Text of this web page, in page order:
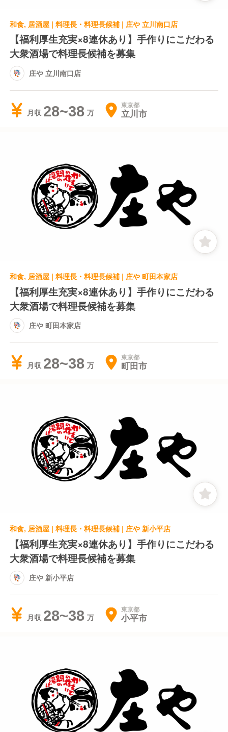
和食, 居酒屋 | 料理長・料理長候補 | 庄や 立川南口店
【福利厚生充実×8連休あり】手作りにこだわる
大衆酒場で料理長候補を募集
庄や 立川南口店
月収 28~38 東京都
立川市
和食, 居酒屋 | 料理長・料理長候補 | 庄や 町田本家店
【福利厚生充実×8連休あり】手作りにこだわる
大衆酒場で料理長候補を募集
庄や 町田本家店
月収 28~38 東京都
町田市
和食, 居酒屋 | 料理長・料理長候補 | 庄や 新小平店
【福利厚生充実×8連休あり】手作りにこだわる
大衆酒場で料理長候補を募集
庄や 新小平店
月収 28~38 東京都
小平市